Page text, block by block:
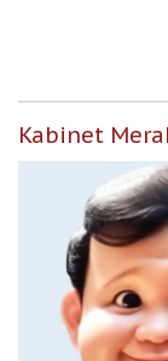
Kabinet